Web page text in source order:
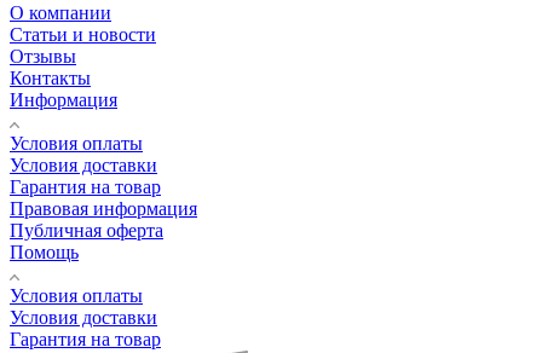
О компании
Статьи и новости
Отзывы
Контакты
Информация
Условия оплаты
Условия доставки
Гарантия на товар
Правовая информация
Публичная оферта
Помощь
Условия оплаты
Условия доставки
Гарантия на товар